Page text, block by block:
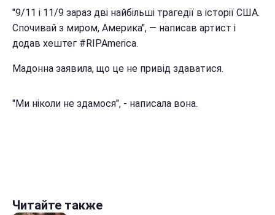
"9/11 і 11/9 зараз дві найбільші трагедії в історії США.
Спочивай з миром, Америка", — написав артист і
додав хештег #RIPAmerica.
Мадонна заявила, що це не привід здаватися.
"Ми ніколи не здамося", - написала вона.
Читайте также